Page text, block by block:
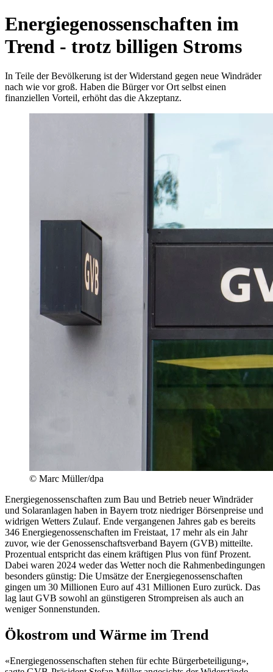
Energiegenossenschaften im
Trend - trotz billigen Stroms
In Teile der Bevölkerung ist der Widerstand gegen neue Windräder
nach wie vor groß. Haben die Bürger vor Ort selbst einen
finanziellen Vorteil, erhöht das die Akzeptanz.
© Marc Müller/dpa
Energiegenossenschaften zum Bau und Betrieb neuer Windräder
und Solaranlagen haben in Bayern trotz niedriger Börsenpreise und
widrigen Wetters Zulauf. Ende vergangenen Jahres gab es bereits
346 Energiegenossenschaften im Freistaat, 17 mehr als ein Jahr
zuvor, wie der Genossenschaftsverband Bayern (GVB) mitteilte.
Prozentual entspricht das einem kräftigen Plus von fünf Prozent.
Dabei waren 2024 weder das Wetter noch die Rahmenbedingungen
besonders günstig: Die Umsätze der Energiegenossenschaften
gingen um 30 Millionen Euro auf 431 Millionen Euro zurück. Das
lag laut GVB sowohl an günstigeren Strompreisen als auch an
weniger Sonnenstunden.
Ökostrom und Wärme im Trend
«Energiegenossenschaften stehen für echte Bürgerbeteiligung»,